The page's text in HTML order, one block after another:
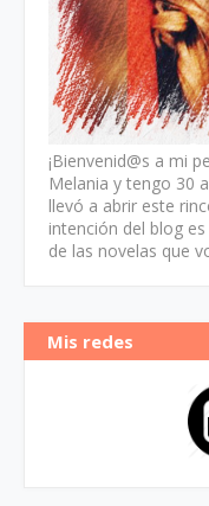
¡Bienvenid@s a mi
Melania y tengo 30
llevó a abrir este
intención del blog
de las novelas que
Mis redes